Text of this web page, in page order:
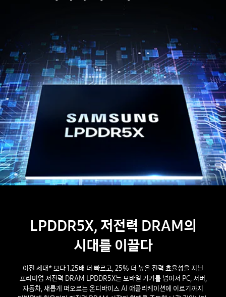
LPDDR5X, 저전력 DRAM의
시대를 이끌다
이전 세대* 보다 1.25배 더 빠르고, 25% 더 높은 전력 효율성을 지닌
프리미엄 저전력 DRAM LPDDR5X는 모바일 기기를 넘어서 PC, 서버,
자동차, 새롭게 떠오르는 온디바이스 AI 애플리케이션에 이르기까지